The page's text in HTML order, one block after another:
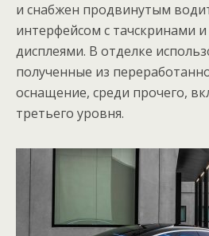
и снабжен продвинутым
интерфейсом с тачскринами
дисплеями. В отделке
полученные из
оснащение, среди прочего,
третьего уровня.